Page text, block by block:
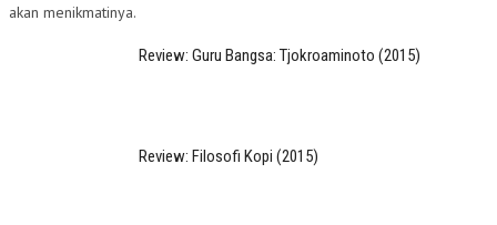
akan menikmatinya.
Review: Guru Bangsa: Tjokroaminoto (2015)
Review: Filosofi Kopi (2015)